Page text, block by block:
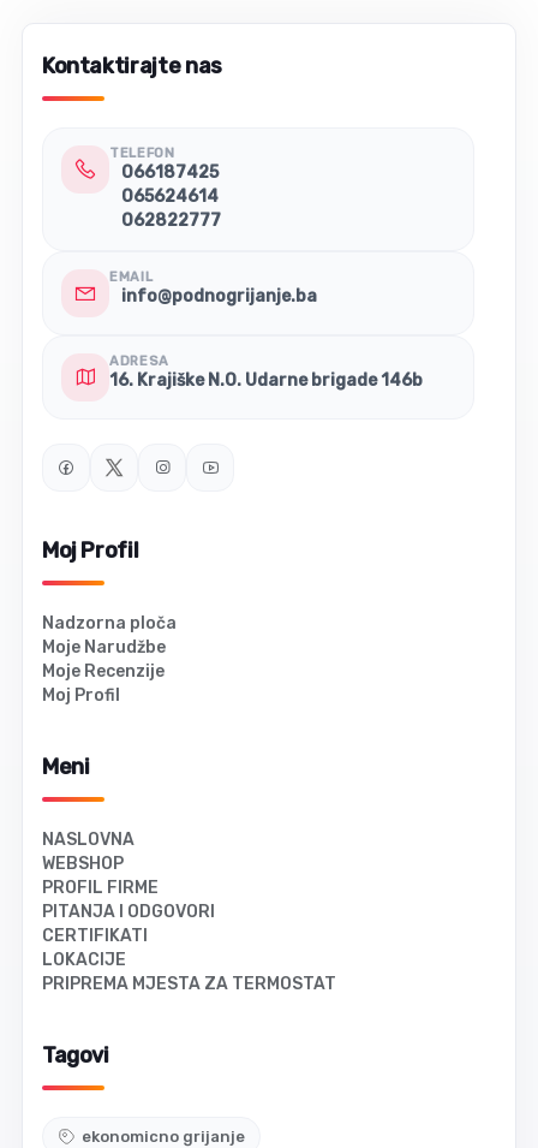
Kontaktirajte nas
TELEFON
066187425
065624614
062822777
EMAIL
info@podnogrijanje.ba
ADRESA
16. Krajiške N.O. Udarne brigade 146b
Moj Profil
Nadzorna ploča
Moje Narudžbe
Moje Recenzije
Moj Profil
Meni
NASLOVNA
WEBSHOP
PROFIL FIRME
PITANJA I ODGOVORI
CERTIFIKATI
LOKACIJE
PRIPREMA MJESTA ZA TERMOSTAT
Tagovi
ekonomicno grijanje